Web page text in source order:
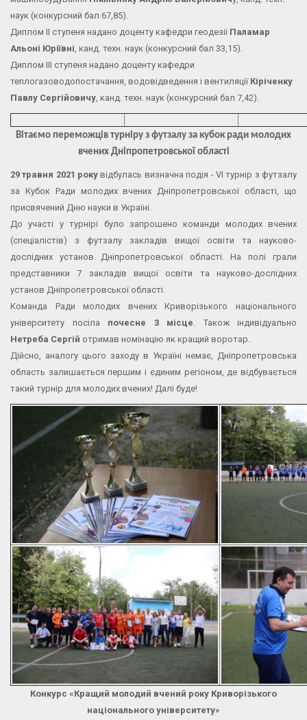
наук (конкурсний бал 67,85).
Диплом ІІ ступеня надано доценту кафедри геодезії Паламар
Альоні Юріївні, канд. техн. наук (конкурсний бал 33,15).
Диплом ІІІ ступеня надано доценту кафедри
теплогазоводопостачання, водовідведення і вентиляції Кіріченку
Павлу Сергійовичу, канд. техн. наук (конкурсний бал 7,42).
Вітаємо переможців турніру з футзалу за кубок ради молодих
вчених Дніпропетровської області
29 травня 2021 рокувідбулась визначна подія - VI турнір з футзалу
за Кубок Ради молодих вчених Дніпропетровської області, що
присвячений Дню науки в Україні.
До участі у турнірі було запрошено команди молодих вчених
(спеціалістів) з футзалу закладів вищої освіти та науково-
дослідних установ Дніпропетровської області. На полі грали
представники 7 закладів вищої освіти та науково-дослідних
установ Дніпропетровської області.
Команда Ради молодих вчених Криворізького національного
університету посіла почесне 3 місце. Також індивідуально
Нетреба Сергій отримав номінацію як кращий воротар.
Дійсно, аналогу цього заходу в Україні немає, Дніпропетровська
область залишається першим і єдиним регіоном, де відбувається
такий турнір для молодих вчених! Далі буде!
Конкурс «Кращий молодий вчений року Криворізького
національного університету»